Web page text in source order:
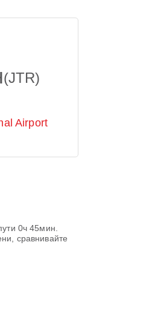
(JTR)
Airport
0ч 45мин
сравнивайте